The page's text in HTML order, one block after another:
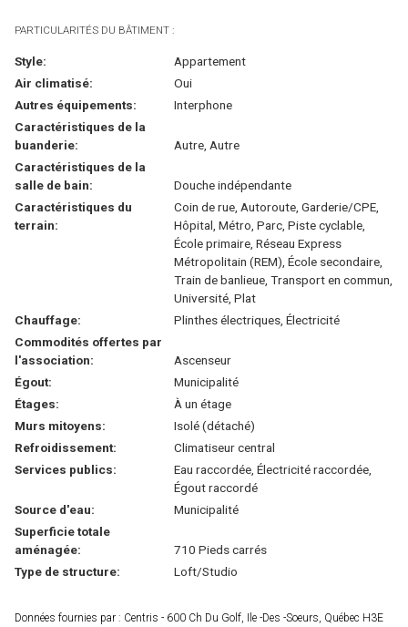
PARTICULARITÉS DU BÂTIMENT :
Style:
Appartement
Air climatisé:
Oui
Autres équipements:
Interphone
Caractéristiques de la
buanderie:
Autre, Autre
Caractéristiques de la
salle de bain:
Douche indépendante
Caractéristiques du
terrain:
Coin de rue, Autoroute, Garderie/CPE,
Hôpital, Métro, Parc, Piste cyclable,
École primaire, Réseau Express
Métropolitain (REM), École secondaire,
Train de banlieue, Transport en commun,
Université, Plat
Chauffage:
Plinthes électriques, Électricité
Commodités offertes par
l'association:
Ascenseur
Égout:
Municipalité
Étages:
À un étage
Murs mitoyens:
Isolé (détaché)
Refroidissement:
Climatiseur central
Services publics:
Eau raccordée, Électricité raccordée,
Égout raccordé
Source d'eau:
Municipalité
Superficie totale
aménagée:
710 Pieds carrés
Type de structure:
Loft/Studio
Données fournies par : Centris - 600 Ch Du Golf, Ile -Des -Soeurs, Québec H3E